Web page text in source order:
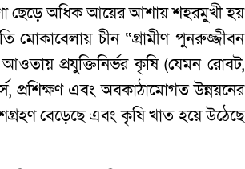
ছেড়ে অধিক আয়ের আশায় শহরমুখী হয়
মোকাবেলায় চীন “গ্রামীণ পুনরুজ্জীবন
প্রযুক্তিনির্ভর কৃষি (যেমন রোবট,
প্রশিক্ষণ এবং অবকাঠামোগত উন্নয়নের
বেড়েছে এবং কৃষি খাত হয়ে উঠেছে